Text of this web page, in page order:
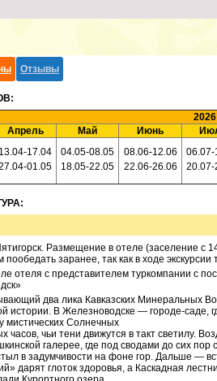
Отзывы
Апрель Май Июнь
13.04-17.04
01.05
04.05-08.05
18.05-22.05
08.06-12.06
22.06-26.06
06.07-
20.07-
Размещение в отеле (заселение с
пообедать заранее, так как в ходе
отеля с представителем туркомпании с
два лика Кавказских Минеральных
истории. В Железноводске — городе-саде,
мистических Солнечных
часов, чьи тени движутся в такт светилу.
галерее, где под сводами до сих
в задумчивости на фоне гор. Дальше —
дарят глоток здоровья, а Каскадная